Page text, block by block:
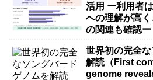
活用 ー利用者
への理解が高
の関連も確認ー
世界初の完全
解読（First
genome